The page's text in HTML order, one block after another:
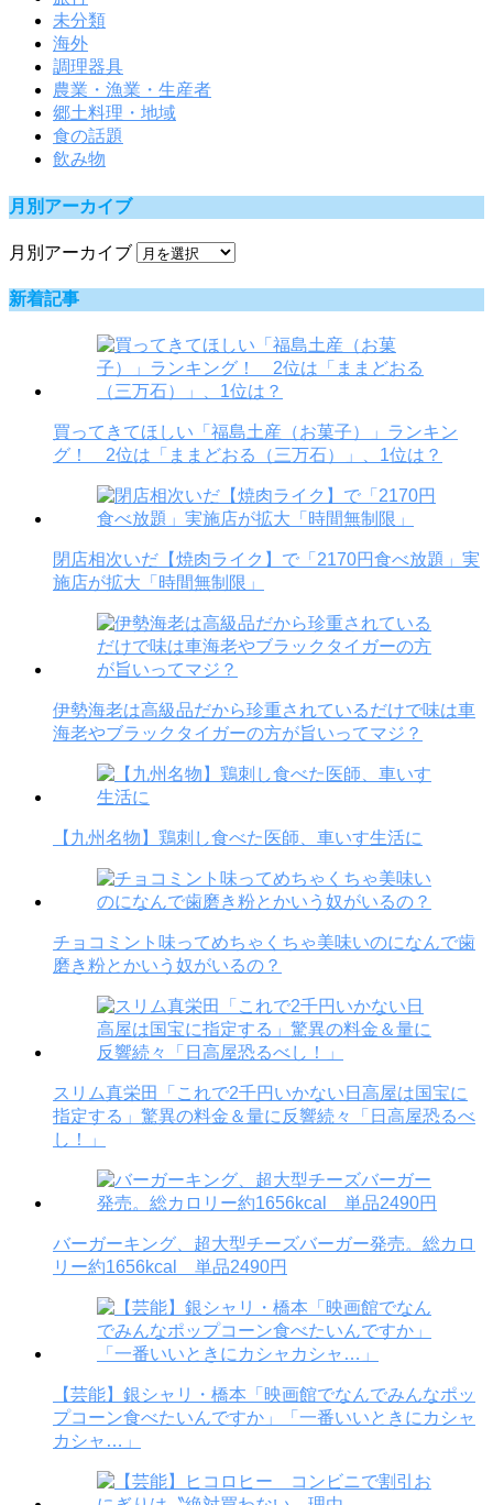
未分類
海外
調理器具
農業・漁業・生産者
郷土料理・地域
食の話題
飲み物
月別アーカイブ
月別アーカイブ
新着記事
買ってきてほしい「福島土産（お菓子）」ランキン
グ！ 2位は「ままどおる（三万石）」、1位は？
閉店相次いだ【焼肉ライク】で「2170円食べ放題」実
施店が拡大「時間無制限」
伊勢海老は高級品だから珍重されているだけで味は車
海老やブラックタイガーの方が旨いってマジ？
【九州名物】鶏刺し食べた医師、車いす生活に
チョコミント味ってめちゃくちゃ美味いのになんで歯
磨き粉とかいう奴がいるの？
スリム真栄田「これで2千円いかない日高屋は国宝に
指定する」驚異の料金＆量に反響続々「日高屋恐るべ
し！」
バーガーキング、超大型チーズバーガー発売。総カロ
リー約1656kcal 単品2490円
【芸能】銀シャリ・橋本「映画館でなんでみんなポッ
プコーン食べたいんですか」「一番いいときにカシャ
カシャ…」